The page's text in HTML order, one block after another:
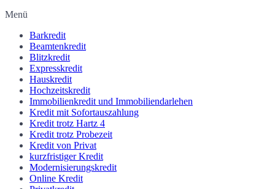
Menü
Barkredit
Beamtenkredit
Blitzkredit
Expresskredit
Hauskredit
Hochzeitskredit
Immobilienkredit und Immobiliendarlehen
Kredit mit Sofortauszahlung
Kredit trotz Hartz 4
Kredit trotz Probezeit
Kredit von Privat
kurzfristiger Kredit
Modernisierungskredit
Online Kredit